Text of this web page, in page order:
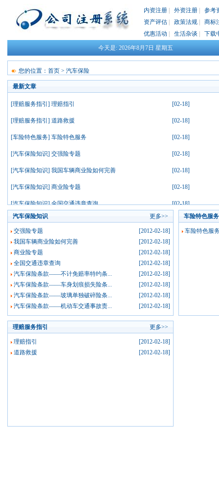
内资注册 外资注册
参考
资产评估
政策法规
商标
优惠活动
生活杂谈 下载
今天是: 2026年8月7日 星期五
您的位置： 首页 > 汽车保险
最新文章
[02-18]
[理赔服务指引 ] 理赔指引
[02-18]
[理赔服务指引 ] 道路救援
[02-18]
[车险特色服务] 车险特色服务
[02-18]
[汽车保险知识] 交强险专题
[02-18]
[汽车保险知识] 我国车辆商业险如何完善
[02-18]
[汽车保险知识] 商业险专题
[02-18]
[汽车保险知识]全国交通违章查询
[02-18]
汽车保险知识]
汽车保险条款——车身划痕损...
[ 汽车保险知识
更多>>
汽车保险知识
[2012-02-18]
交强险专题
[2012-02-18]
我国车辆商业险如何完善
[2012-02-18]
商业险专题
[2012-02-18]
全国交通违章查询
[2012-02-18]
汽车保险条款——不计免赔率特约条...
[2012-02-18]
汽车保险条款——车身划痕损失险条...
[2012-02-18]
汽车保险条款——玻璃单独破碎险条...
[2012-02-18]
汽车保险条款——机动车交通事故责...
车险特色服务
车险特色服
更多>>
理赔服务指引
[2012-02-18]
理赔指引
[2012-02-18]
道路救援